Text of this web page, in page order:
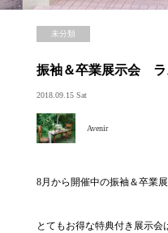
未分類
振袖＆卒業展示会 ラ
2018.09.15 Sat
Avenir
8月から開催中の振袖＆卒業
とてもお得な特典付き展示会